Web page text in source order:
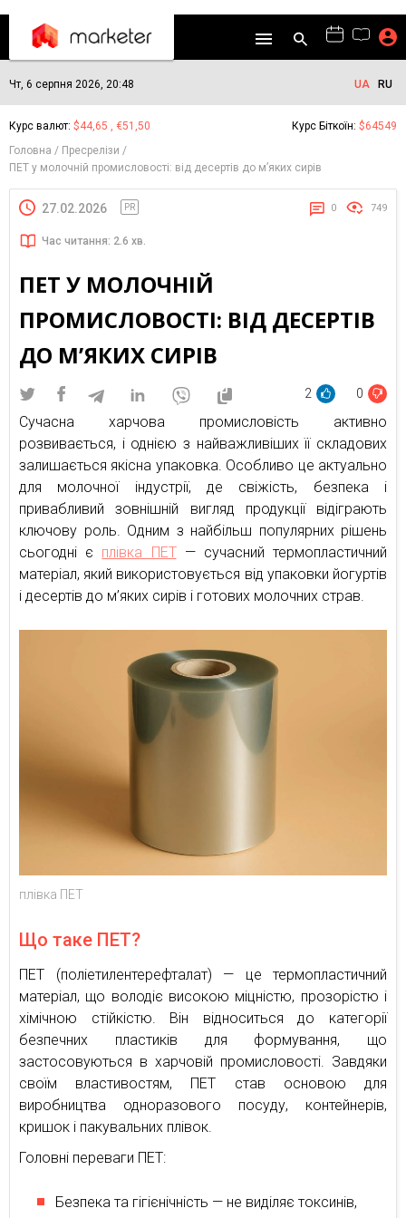
Чт, 6 серпня 2026, 20:48 UA RU
Курс валют: $44,65 , €51,50 Курс Біткоїн: $64549
Головна
Пресрелізи
ПЕТ у молочній промисловості: від десертів до м’яких сирів
27.02.2026 PR 0 749
Час читання: 2.6 хв.
ПЕТ У МОЛОЧНІЙ
ПРОМИСЛОВОСТІ: ВІД ДЕСЕРТІВ
ДО М’ЯКИХ СИРІВ
2 0
Сучасна харчова промисловість активно
розвивається, і однією з найважливіших її складових
залишається якісна упаковка. Особливо це актуально
для молочної індустрії, де свіжість, безпека і
привабливий зовнішній вигляд продукції відіграють
ключову роль. Одним з найбільш популярних рішень
сьогодні є плівка ПЕТ— сучасний термопластичний
матеріал, який використовується від упаковки йогуртів
і десертів до м’яких сирів і готових молочних страв.
плівка ПЕТ
Що таке ПЕТ?
ПЕТ (поліетилентерефталат) — це термопластичний
матеріал, що володіє високою міцністю, прозорістю і
хімічною стійкістю. Він відноситься до категорії
безпечних пластиків для формування, що
застосовуються в харчовій промисловості. Завдяки
своїм властивостям, ПЕТ став основою для
виробництва одноразового посуду, контейнерів,
кришок і пакувальних плівок.
Головні переваги ПЕТ:
Безпека та гігієнічність — не виділяє токсинів,